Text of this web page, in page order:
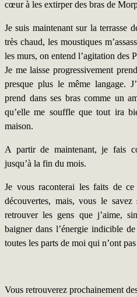
cœur à les extirper des bras de
Je suis maintenant sur la terrasse
très chaud, les moustiques
les murs, on entend l’agitation des
Je me laisse progressivement
presque plus le même langage.
prend dans ses bras comme un
qu’elle me souffle que tout ira
maison.
A partir de maintenant, je fais
jusqu’à la fin du mois.
Je vous raconterai les faits de
découvertes, mais, vous le
retrouver les gens que j’aime,
baigner dans l’énergie indicible
toutes les parts de moi qui n’ont
Vous retrouverez prochainement